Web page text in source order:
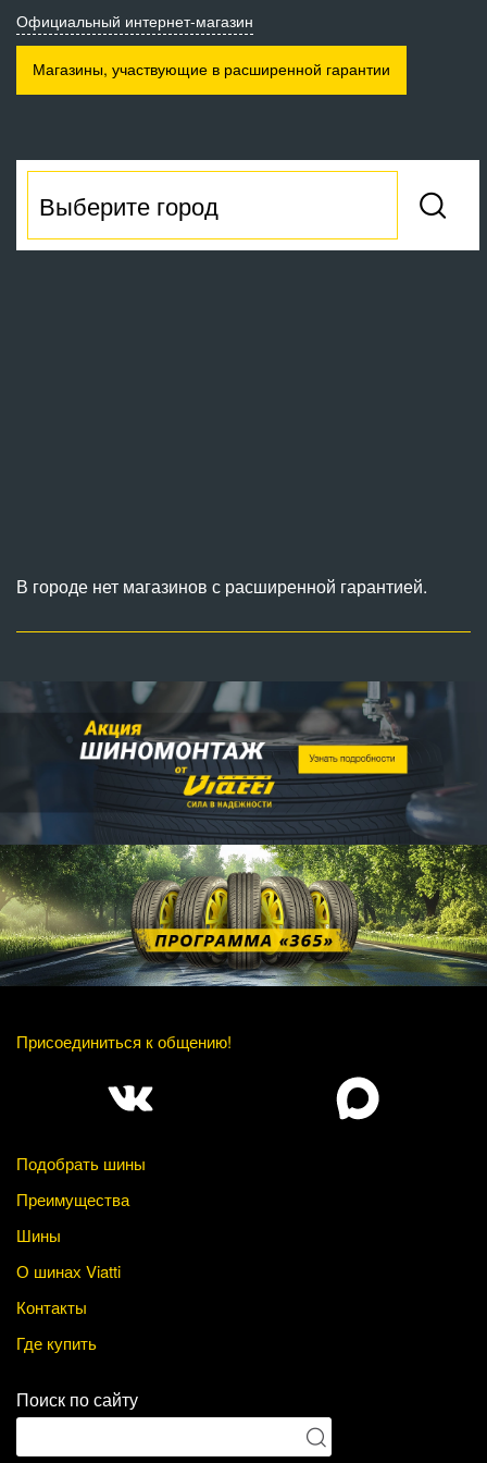
Официальный интернет-магазин
Магазины, участвующие в расширенной гарантии
В городе нет магазинов с расширенной гарантией.
Присоединиться к общению!
Подобрать шины
Преимущества
Шины
О шинах Viatti
Контакты
Где купить
Поиск по сайту